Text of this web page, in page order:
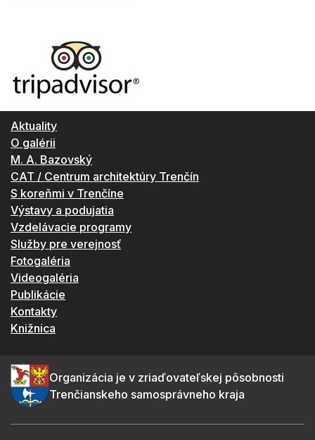
Aktuality
O galérii
M. A. Bazovský
CAT / Centrum architektúry Trenčín
S koreňmi v Trenčíne
Výstavy a podujatia
Vzdelávacie programy
Služby pre verejnosť
Fotogaléria
Videogaléria
Publikácie
Kontakty
Knižnica
Organizácia je v zriaďovateľskej pôsobnosti
Trenčianskeho samosprávneho kraja